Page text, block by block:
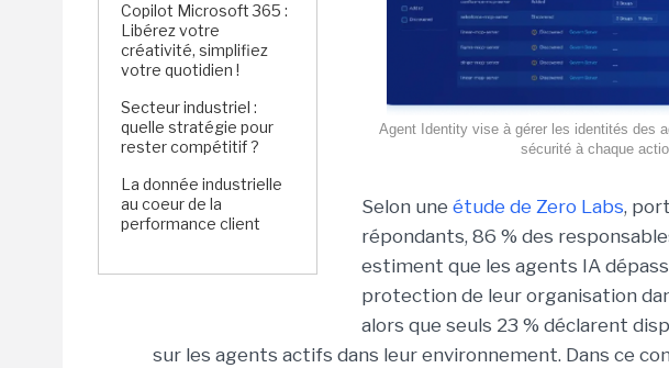
Copilot Microsoft 365 :
Libérez votre
créativité, simplifiez
votre quotidien !
Secteur industriel :
quelle stratégie pour
rester compétitif ?
La donnée industrielle
au coeur de la
performance client
Agent Identity vise à gérer les identités des
sécurité à chaque
Selon une étude de Zero Labs,
répondants, 86 % des
estiment que les agents IA
protection de leur organisation
alors que seuls 23 % déclarent
sur les agents actifs dans leur environnement. Dans ce